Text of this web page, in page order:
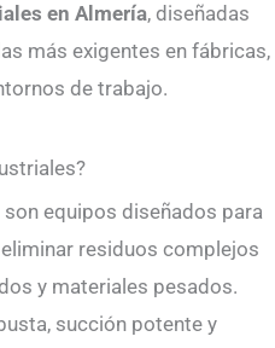
en Almería, diseñadas
más exigentes en fábricas,
de trabajo.
son equipos diseñados para
residuos complejos
y materiales pesados.
succión potente y